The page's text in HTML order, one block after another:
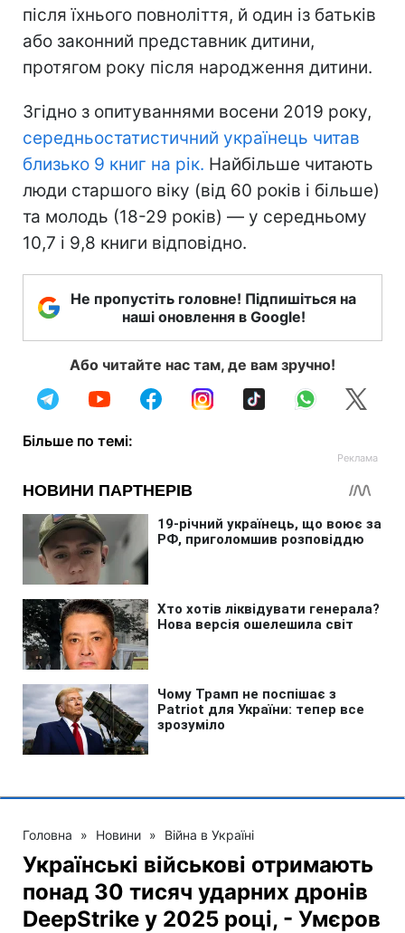
після їхнього повноліття, й один із батьків
або законний представник дитини,
протягом року після народження дитини.
Згідно з опитуваннями восени 2019 року,
середньостатистичний українець читав
близько 9 книг на рік. Найбільше читають
люди старшого віку (від 60 років і більше)
та молодь (18-29 років) — у середньому
10,7 і 9,8 книги відповідно.
Не пропустіть головне! Підпишіться на
наші оновлення в Google!
Або читайте нас там, де вам зручно!
Більше по темі:
Головна » Новини » Війна в Україні
Українські військові отримають
понад 30 тисяч ударних дронів
DeepStrike у 2025 році, - Умєров